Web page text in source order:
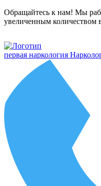
Обращайтесь к нам! Мы
увеличенным количеством
первая наркология